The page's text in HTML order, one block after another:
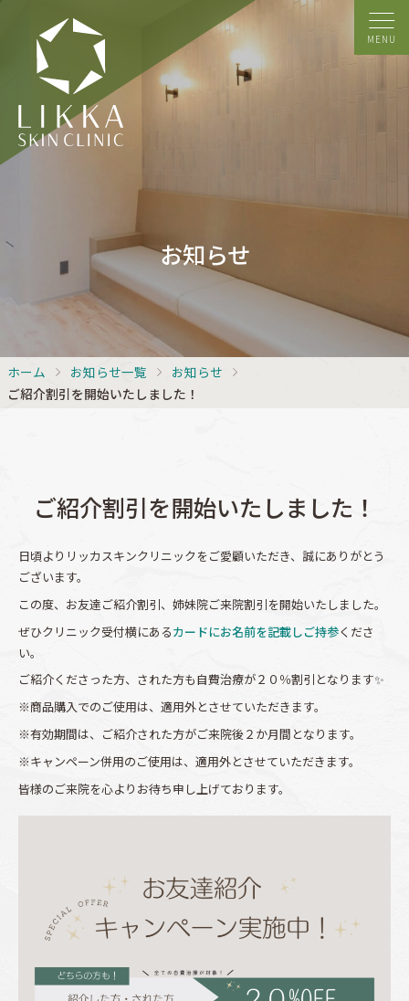
MENU
お知らせ
ホーム お知らせ一覧
お知らせ
ご紹介割引を開始いたしました！
ご紹介割引を開始いたしました！
日頃よりリッカスキンクリニックをご愛顧いただき、誠にありがとう
ございます。
この度、お友達ご紹介割引、姉妹院ご来院割引を開始いたしました。
ぜひクリニック受付横にあるカードにお名前を記載しご持参くださ
い。
ご紹介くださった方、された方も自費治療が２０％割引となります✨
※商品購入でのご使用は、適用外とさせていただきます。
※有効期間は、ご紹介された方がご来院後２か月間となります。
※キャンペーン併用のご使用は、適用外とさせていただきます。
皆様のご来院を心よりお待ち申し上げております。